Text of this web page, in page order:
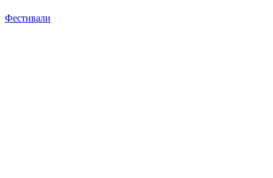
Фестивали